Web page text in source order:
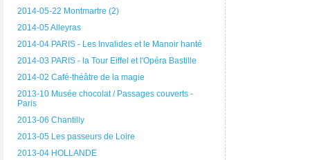
2014-05-22 Montmartre (2)
2014-05 Alleyras
2014-04 PARIS - Les Invalides et le Manoir hanté
2014-03 PARIS - la Tour Eiffel et l'Opéra Bastille
2014-02 Café-théâtre de la magie
2013-10 Musée chocolat / Passages couverts -
Paris
2013-06 Chantilly
2013-05 Les passeurs de Loire
2013-04 HOLLANDE